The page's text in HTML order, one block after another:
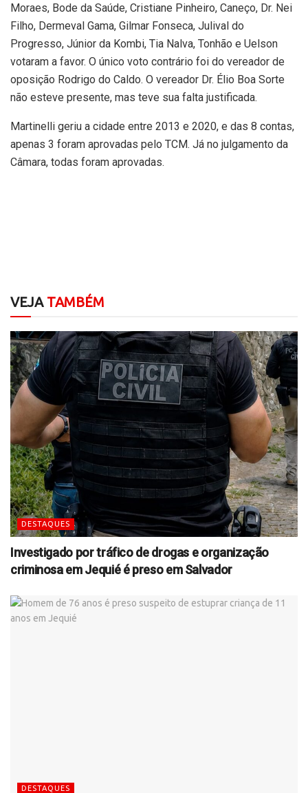
Moraes, Bode da Saúde, Cristiane Pinheiro, Caneço, Dr. Nei
Filho, Dermeval Gama, Gilmar Fonseca, Julival do
Progresso, Júnior da Kombi, Tia Nalva, Tonhão e Uelson
votaram a favor. O único voto contrário foi do vereador de
oposição Rodrigo do Caldo. O vereador Dr. Élio Boa Sorte
não esteve presente, mas teve sua falta justificada.
Martinelli geriu a cidade entre 2013 e 2020, e das 8 contas,
apenas 3 foram aprovadas pelo TCM. Já no julgamento da
Câmara, todas foram aprovadas.
VEJATAMBÉM
DESTAQUES
Investigado por tráfico de drogas e organização
criminosa em Jequié é preso em Salvador
DESTAQUES